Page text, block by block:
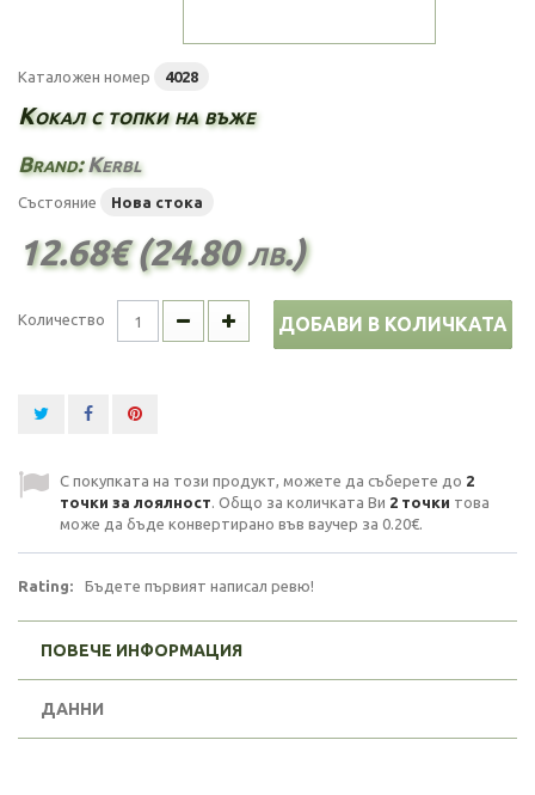
Каталожен номер 4028
Кокал с топки на въже
Brand:Kerbl
Състояние Нова стока
12.68€ (24.80 лв.)
Количество ДОБАВИ В КОЛИЧКАТА
С покупката на този продукт, можете да съберете до 2
точки за лоялност. Общо за количката Ви 2 точки това
може да бъде конвертирано във ваучер за 0.20€.
Rating: Бъдете първият написал ревю!
ПОВЕЧЕ ИНФОРМАЦИЯ
ДАННИ